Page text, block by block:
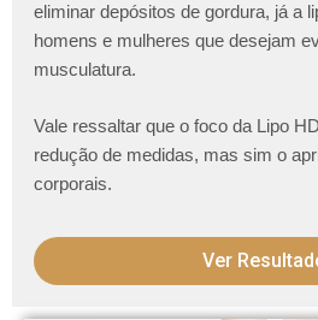
eliminar depósitos de gordura, já a
homens e mulheres que desejam
musculatura.
Vale ressaltar que o foco da Lipo
redução de medidas, mas sim o
corporais.
Ver